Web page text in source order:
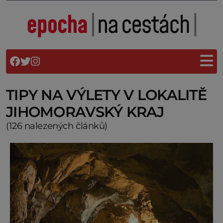
TIPY NA VÝLETY V LOKALITĚ
JIHOMORAVSKÝ KRAJ
(126 nalezených článků)